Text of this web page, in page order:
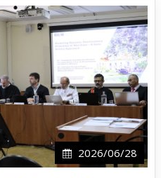
2026/06/28